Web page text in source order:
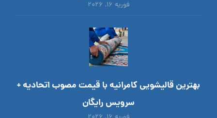
فوریه ۱۶, ۲۰۲۶
بهترین قالیشویی کامرانیه با قیمت مصوب اتحادیه +
سرویس رایگان